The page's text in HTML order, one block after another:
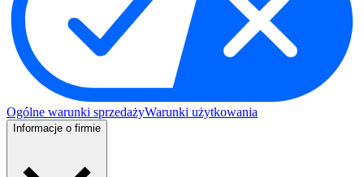
Ogólne warunki sprzedażyWarunki użytkowania
Informacje o firmie